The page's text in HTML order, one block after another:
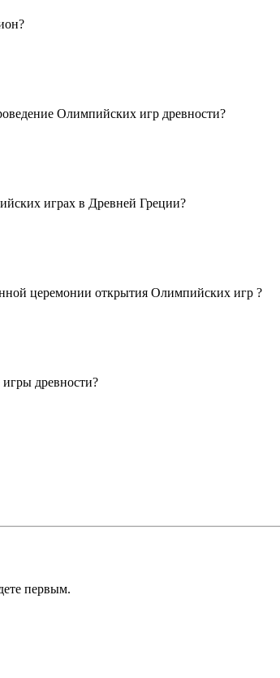
Олимпийских игр древности?
играх в Древней Греции?
церемонии открытия Олимпийских игр ?
древности?
первым.